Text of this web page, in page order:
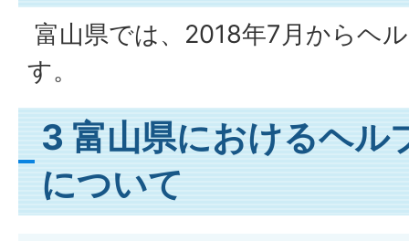
富山県では、2018年7月からヘ
す。
3 富山県におけるヘル
について